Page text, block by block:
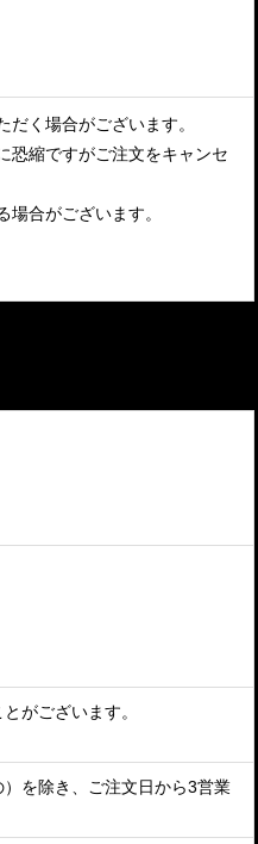
く場合がございます。
恐縮ですがご注文をキャンセ
合がございます。
がございます。
を除き、ご注文日から3営業